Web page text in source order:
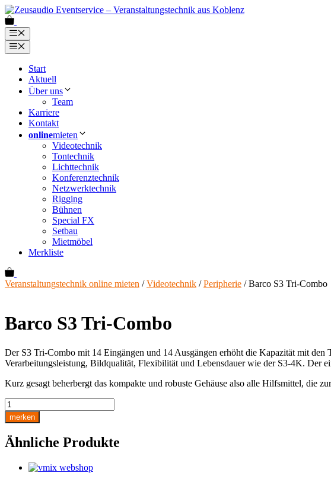
Zum
Inhalt
springenMenü
Menü
Start
Aktuell
Über uns
Team
Karriere
Kontakt
onlinemieten
Videotechnik
Tontechnik
Lichttechnik
Konferenztechnik
Netzwerktechnik
Rigging
Bühnen
Special FX
Setbau
Mietmöbel
Merkliste
Veranstaltungstechnik online mieten /Videotechnik /Peripherie / Barco S3 Tri-Combo
Barco S3 Tri-Combo
Der S3 Tri-Combo mit 14 Eingängen und 14 Ausgängen erhöht die Kapazität mit
Verarbeitungsleistung, Bildqualität, Flexibilität und Lebensdauer wie der S3-4K. Der
Kurz gesagt beherbergt das kompakte und robuste Gehäuse also alle Hilfsmittel, die
Barco
S3
Tri-
Combo
Menge
merken
Ähnliche Produkte